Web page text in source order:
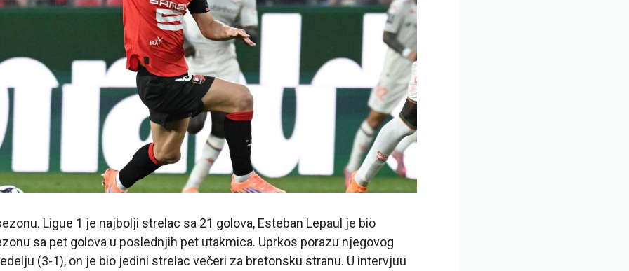
Ligue 1 je najbolji strelac sa 21 golova, Esteban Lepaul je bio
sa pet golova u poslednjih pet utakmica. Uprkos porazu njegovog
(3-1), on je bio jedini strelac večeri za bretonsku stranu. U intervjuu